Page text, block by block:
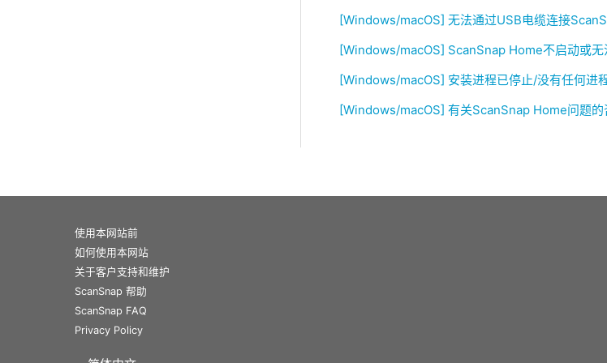
[Windows/macOS] 无法通过USB电缆连接
[Windows/macOS] ScanSnap Home不启动或无
[Windows/macOS] 安装进程已停止/没有任何进
[Windows/macOS] 有关ScanSnap Home问题的
使用本网站前
如何使用本网站
关于客户支持和维护
ScanSnap 帮助
ScanSnap FAQ
Privacy Policy